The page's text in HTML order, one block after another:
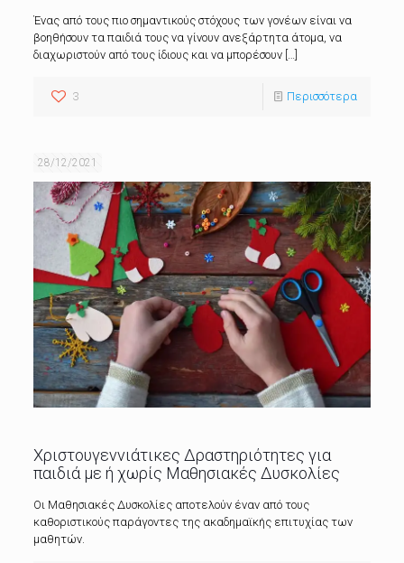
Ένας από τους πιο σημαντικούς στόχους των γονέων είναι να
βοηθήσουν τα παιδιά τους να γίνουν ανεξάρτητα άτομα, να
διαχωριστούν από τους ίδιους και να μπορέσουν[…]
3 Περισσότερα
28/12/2021
Χριστουγεννιάτικες Δραστηριότητες για
παιδιά με ή χωρίς Μαθησιακές Δυσκολίες
Οι Μαθησιακές Δυσκολίες αποτελούν έναν από τους
καθοριστικούς παράγοντες της ακαδημαϊκής επιτυχίας των
μαθητών.